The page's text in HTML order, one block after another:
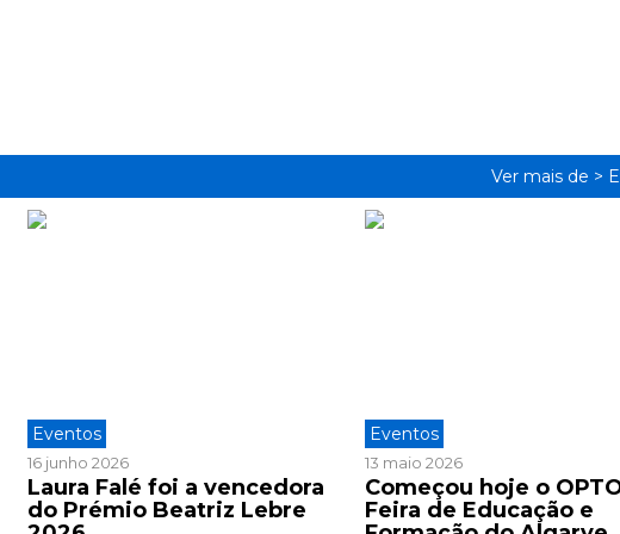
Ver mais de >
Eventos
16 junho 2026
Laura Falé foi a vencedora
do Prémio Beatriz Lebre
Eventos
13 maio 2026
Começou hoje o
Feira de Educação e